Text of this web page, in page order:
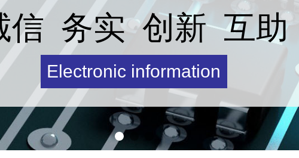
信 务实 创新 互助
Electronic information